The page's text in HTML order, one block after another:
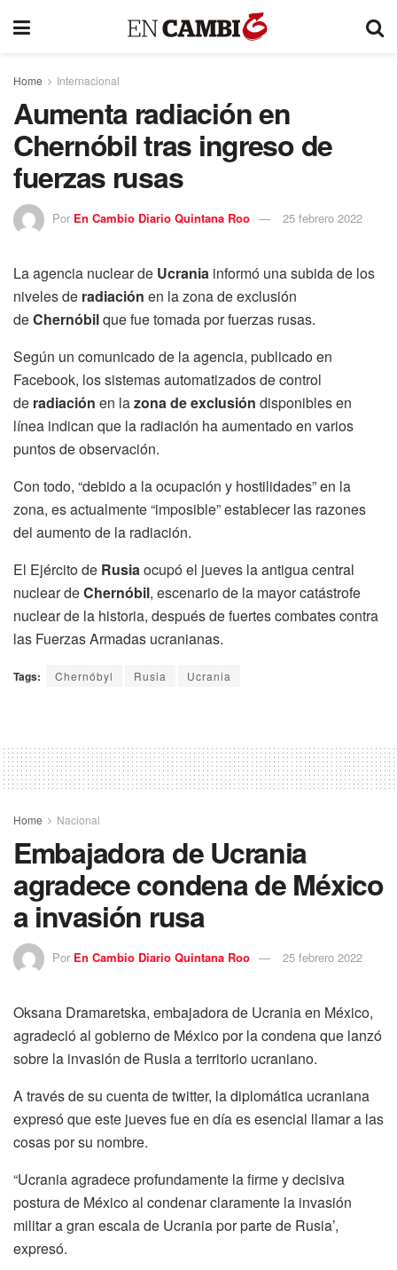
Home Internacional
Aumenta radiación en
Chernóbil tras ingreso de
fuerzas rusas
Por En Cambio Diario Quintana Roo 25 febrero 2022
La agencia nuclear de Ucrania informó una subida de los
niveles de radiación en la zona de exclusión
deChernóbilque fue tomada por fuerzas rusas.
Según un comunicado de la agencia, publicado en
Facebook, los sistemas automatizados de control
de radiación en lazona de exclusión disponibles en
línea indican que la radiación ha aumentado en varios
puntos de observación.
Con todo, “debido a la ocupación y hostilidades” en la
zona, es actualmente “imposible” establecer las razones
del aumento de la radiación.
El Ejército de Rusiaocupó el jueves la antigua central
nuclear deChernóbil, escenario de la mayor catástrofe
nuclear de la historia, después de fuertes combates contra
las Fuerzas Armadas ucranianas.
Tags: Chernóbyl Rusia Ucrania
Home Nacional
Embajadora de Ucrania
agradece condena de México
a invasión rusa
Por En Cambio Diario Quintana Roo 25 febrero 2022
Oksana Dramaretska, embajadora de Ucrania en México,
agradeció al gobierno de México por la condena que lanzó
sobre la invasión de Rusia a territorio ucraniano.
A través de su cuenta de twitter, la diplomática ucraniana
expresó que este jueves fue en día es esencial llamar a las
cosas por su nombre.
“Ucrania agradece profundamente la firme y decisiva
postura de México al condenar claramente la invasión
militar a gran escala de Ucrania por parte de Rusia’,
expresó.